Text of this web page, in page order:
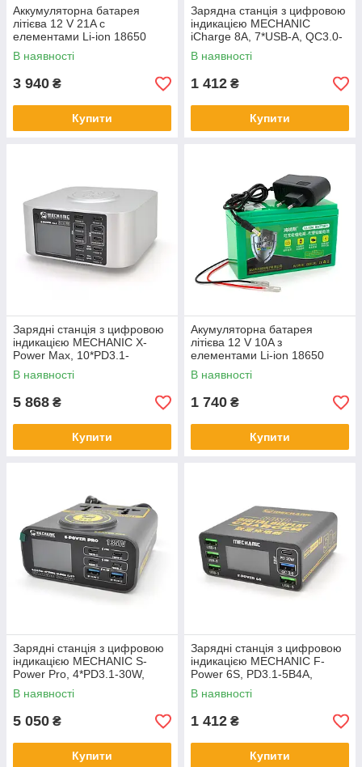
Аккумуляторна батарея
літієва 12 V 21A с
елементами Li-ion 18650
(150X65X94) вага 1162 грамм
+ зарядний пристрій 12,6V 2A
В наявності
3 940 ₴
Купити
Зарядна станція з цифровою
індикацією MECHANIC
iCharge 8A, 7*USB-A, QC3.0-
5В3А,9В2A,12В1.5А,
220V/45W.134*105*65mm
В наявності
1 412 ₴
Купити
Зарядні станція з цифровою
індикацією MECHANIC X-
Power Max, 10*PD3.1-
20W>140W,
5В3А,9В2.2A,12В1.67А,20V1.
В наявності
5 868 ₴
Купити
Акумуляторна батарея
літієва 12 V 10A з
елементами Li-ion 18650
(150X65X94) вага 840 грам +
зарядний пристрій OEM
В наявності
1 740 ₴
Купити
Зарядні станція з цифровою
індикацією MECHANIC S-
Power Pro, 4*PD3.1-30W,
2*QC3.0-15W,Wireless
Charging, 2*Socket,
В наявності
5 050 ₴
Купити
Зарядні станція з цифровою
індикацією MECHANIC F-
Power 6S, PD3.1-5В4А,
9В2.2A, 12В1.67А, 15В3А,
20В2,25А, QC-3 .4*USB-A.
В наявності
1 412 ₴
Купити